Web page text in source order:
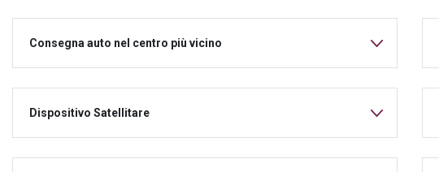
Consegna auto nel centro più vicino
Dispositivo Satellitare